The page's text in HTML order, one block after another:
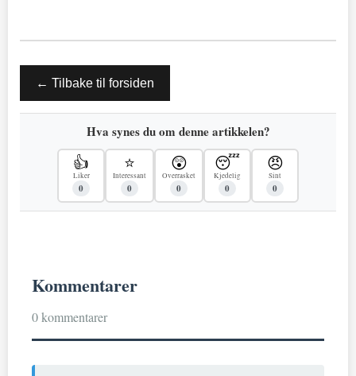
← Tilbake til forsiden
Hva synes du om denne artikkelen?
👍
Liker
0
⭐
Interessant
0
😲
Overrasket
0
😴
Kjedelig
0
😠
Sint
0
Kommentarer
0 kommentarer